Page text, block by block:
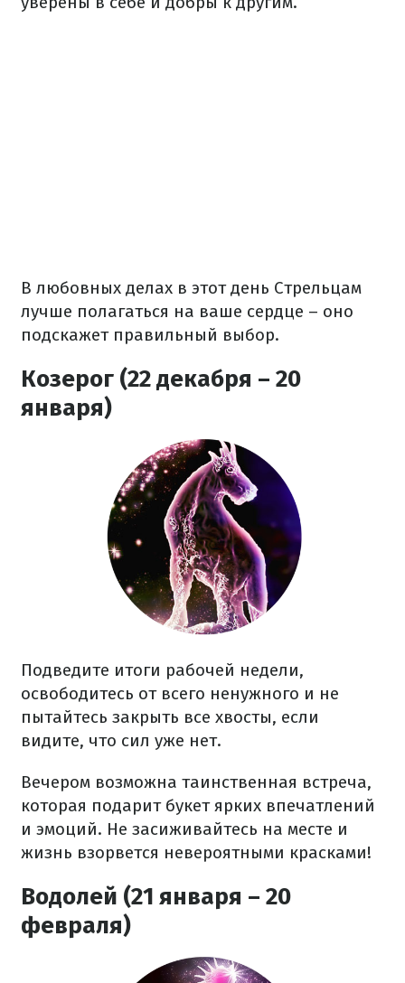
В любовных делах в этот день Стрельцам
лучше полагаться на ваше сердце – оно
подскажет правильный выбор.
Козерог (22 декабря – 20
января)
Подведите итоги рабочей недели,
освободитесь от всего ненужного и не
пытайтесь закрыть все хвосты, если
видите, что сил уже нет.
Вечером возможна таинственная встреча,
которая подарит букет ярких впечатлений
и эмоций. Не засиживайтесь на месте и
жизнь взорвется невероятными красками!
Водолей (21 января – 20
февраля)